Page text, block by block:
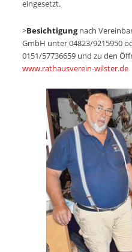
eingesetzt.
>Besichtigungnach
GmbH unter 04823/9215950
0151/57736659 und zu den
www.rathausverein-wilster.de